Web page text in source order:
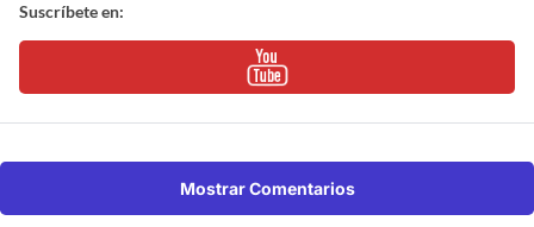
Suscríbete en:
Mostrar Comentarios